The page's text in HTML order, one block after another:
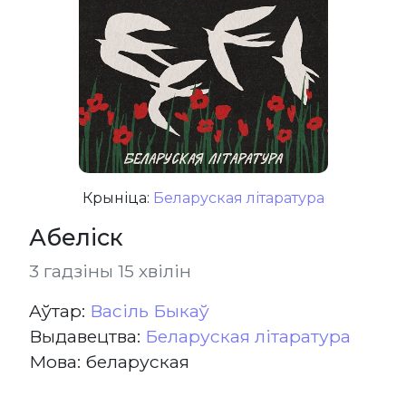
Крыніца: Беларуская літаратура
Абеліск
3 гадзіны 15 хвілін
Aўтар: Васіль Быкаў
Выдавецтва: Беларуская літаратура
Мова: беларуская